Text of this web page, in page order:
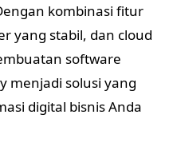
kombinasi fitur
yang stabil, dan cloud
software
menjadi solusi yang
digital bisnis Anda